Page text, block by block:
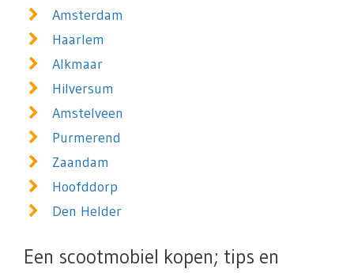
Amsterdam
Haarlem
Alkmaar
Hilversum
Amstelveen
Purmerend
Zaandam
Hoofddorp
Den Helder
Een scootmobiel kopen; tips en